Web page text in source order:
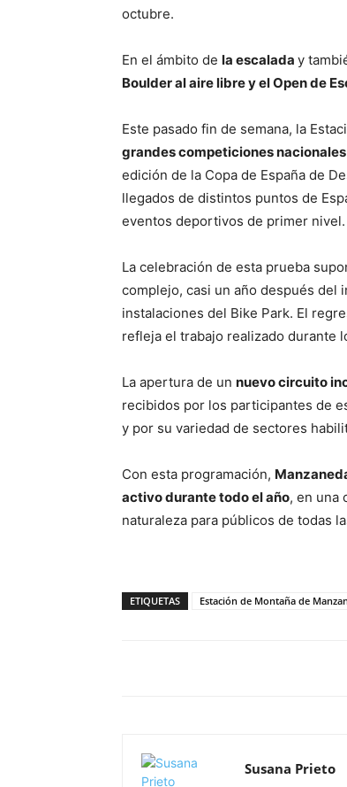
octubre.
En el ámbito de la escalada y
Boulder al aire libre y el Open de
Este pasado fin de semana, la
grandes competiciones
edición de la Copa de España de
llegados de distintos puntos de
eventos deportivos de primer nivel.
La celebración de esta prueba
complejo, casi un año después del
instalaciones del Bike Park. El
refleja el trabajo realizado durante
La apertura de un nuevo circuito
recibidos por los participantes de
y por su variedad de sectores
Con esta programación,
activo durante todo el año, en una
naturaleza para públicos de todas
ETIQUETAS Estación de Montaña de
Susana Prieto